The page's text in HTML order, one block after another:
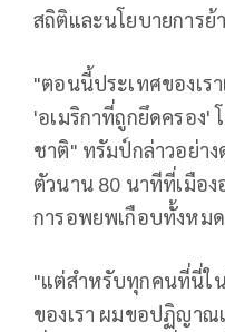
สถิติและนโยบายการย้
"ตอนนี้ประเทศของเร
'อเมริกาที่ถูกยึดครอง'
ชาติ" ทรัมป์กล่าวอย่า
ตัวนาน 80 นาทีที่เมือ
การอพยพเกือบทั้งหมด
"แต่สำหรับทุกคนที่นี่ใน
ของเรา ผมขอปฏิญา